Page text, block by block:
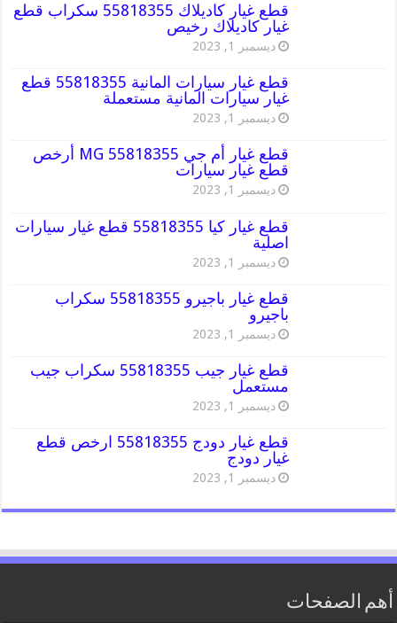
قطع غيار كاديلاك 55818355 سكراب قطع
غيار كاديلاك رخيص
ديسمبر 1, 2023
قطع غيار سيارات المانية 55818355 قطع
غيار سيارات المانية مستعملة
ديسمبر 1, 2023
قطع غيار أم جي MG 55818355 أرخص
قطع غيار سيارات
ديسمبر 1, 2023
قطع غيار كيا 55818355 قطع غيار سيارات
اصلية
ديسمبر 1, 2023
قطع غيار باجيرو 55818355 سكراب
باجيرو
ديسمبر 1, 2023
قطع غيار جيب 55818355 سكراب جيب
مستعمل
ديسمبر 1, 2023
قطع غيار دودج 55818355 ارخص قطع
غيار دودج
ديسمبر 1, 2023
أهم الصفحات